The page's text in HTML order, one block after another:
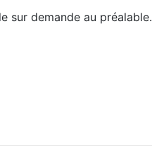
sur demande au préalable.